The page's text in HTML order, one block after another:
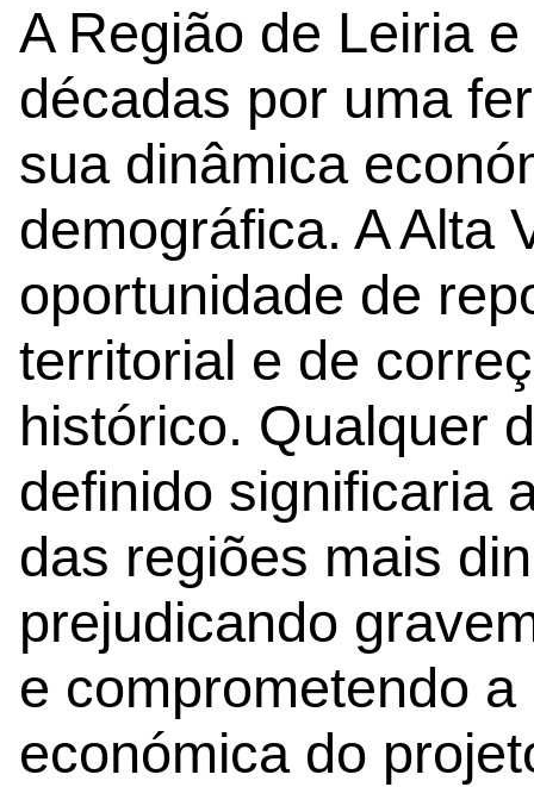
A Região de Leiria
décadas por uma
sua dinâmica
demográfica. A Alta
oportunidade de
territorial e de
histórico. Qualquer
definido significaria
das regiões mais
prejudicando
e comprometendo
económica do